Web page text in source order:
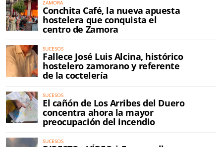
ZAMORA
Conchita Café, la nueva apuesta
hostelera que conquista el
centro de Zamora
SUCESOS
Fallece José Luis Alcina, histórico
hostelero zamorano y referente
de la coctelería
SUCESOS
El cañón de Los Arribes del Duero
concentra ahora la mayor
preocupación del incendio
SUCESOS